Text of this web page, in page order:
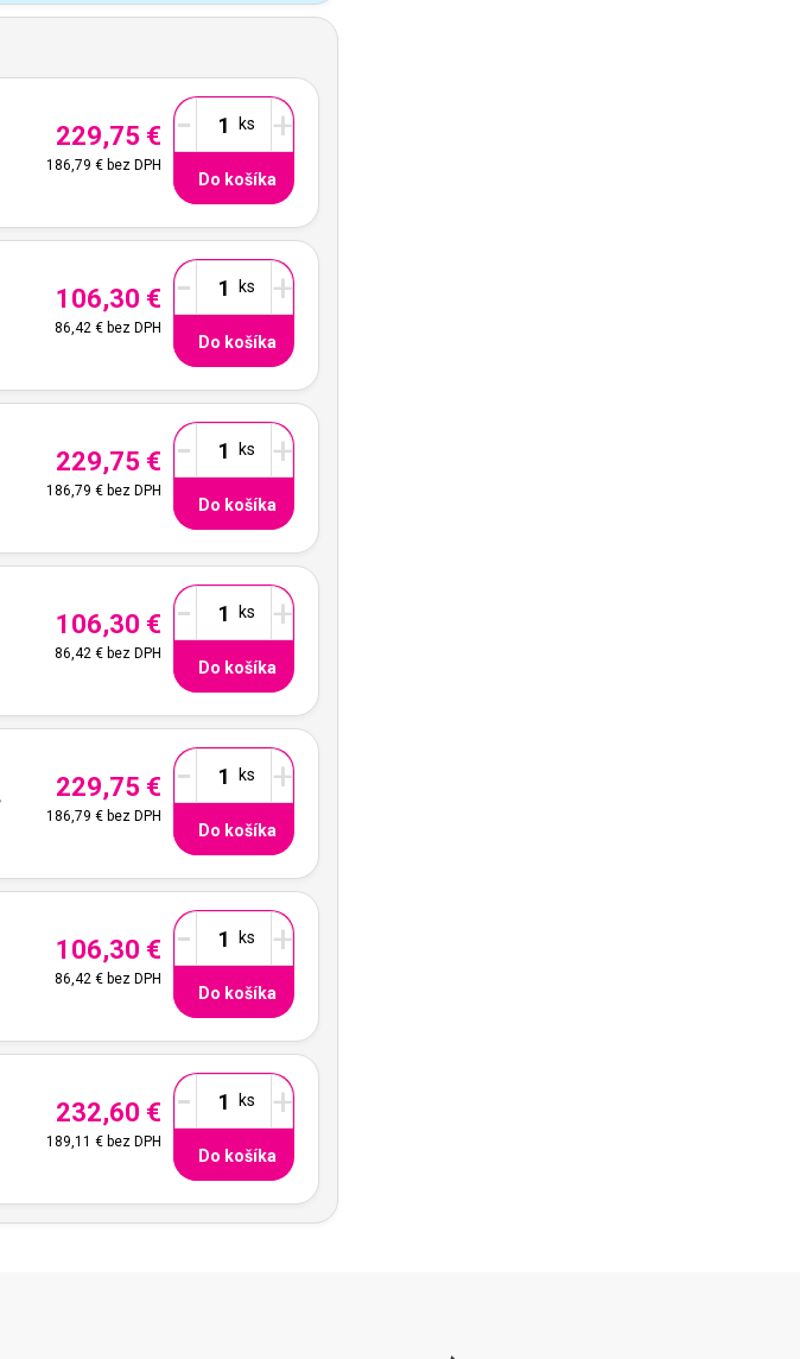
229,75 €
186,79 €bez DPH
- +
Do košíka
106,30 €
86,42 €bez DPH
- +
Do košíka
229,75 €
186,79 €bez DPH
- +
Do košíka
106,30 €
86,42 €bez DPH
- +
Do košíka
229,75 €
186,79 €bez DPH
- +
Do košíka
106,30 €
86,42 €bez DPH
- +
Do košíka
232,60 €
189,11 €bez DPH
- +
Do košíka